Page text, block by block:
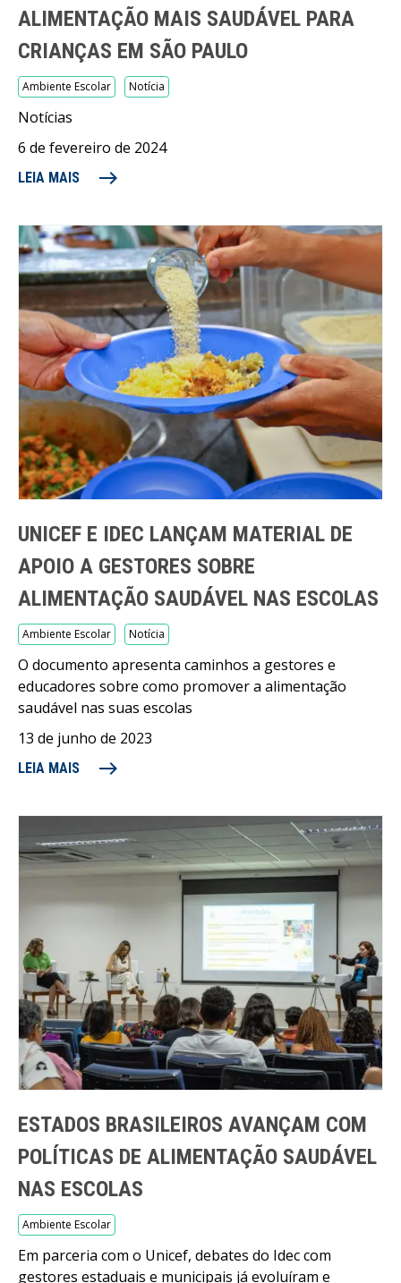
ALIMENTAÇÃO MAIS SAUDÁVEL PARA
CRIANÇAS EM SÃO PAULO
Ambiente Escolar Notícia
Notícias
6 de fevereiro de 2024
LEIA MAIS east
UNICEF E IDEC LANÇAM MATERIAL DE
APOIO A GESTORES SOBRE
ALIMENTAÇÃO SAUDÁVEL NAS ESCOLAS
Ambiente Escolar Notícia
O documento apresenta caminhos a gestores e
educadores sobre como promover a alimentação
saudável nas suas escolas
13 de junho de 2023
LEIA MAIS east
ESTADOS BRASILEIROS AVANÇAM COM
POLÍTICAS DE ALIMENTAÇÃO SAUDÁVEL
NAS ESCOLAS
Ambiente Escolar
Em parceria com o Unicef, debates do Idec com
gestores estaduais e municipais já evoluíram e